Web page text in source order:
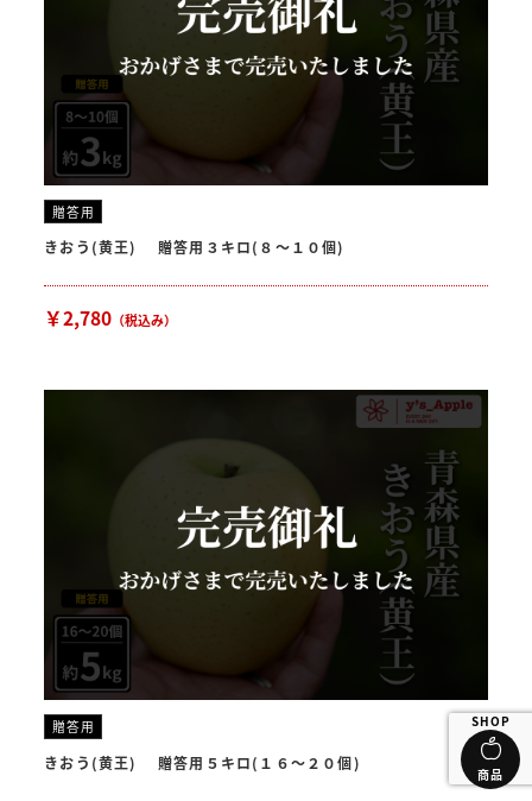
SHOP
商品
贈答用
きおう(黄王) 贈答用３キロ(８〜１０個)
￥2,780 （税込み）
贈答用
きおう(黄王) 贈答用５キロ(１６〜２０個)